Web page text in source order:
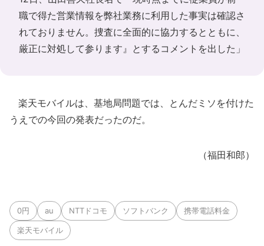
職で得た営業情報を弊社業務に利用した事実は確認さ
れておりません。捜査に全面的に協力するとともに、
厳正に対処して参ります』とするコメントを出した」
楽天モバイルは、基地局問題では、とんだミソを付けた
うえでの今回の発表だったのだ。
（福田和郎）
0円 au NTTドコモ ソフトバンク 携帯電話料金
楽天モバイル